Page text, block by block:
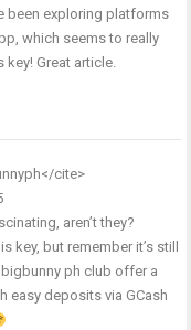
been exploring platforms
, which seems to really
Great article.
cite>
aren’t they?
key, but remember it’s still
bigbunny ph club offer a
easy deposits via GCash